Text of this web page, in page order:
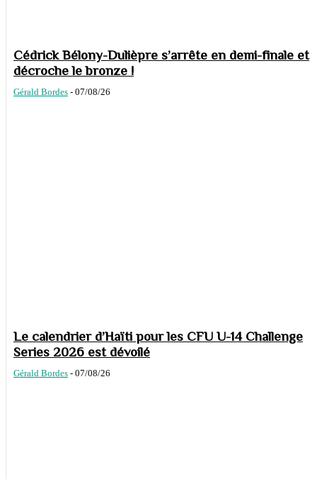
Cédrick Bélony-Dulièpre s’arrête en demi-finale et
décroche le bronze !
Gérald Bordes - 07/08/26
Le calendrier d’Haïti pour les CFU U-14 Challenge
Series 2026 est dévoilé
Gérald Bordes - 07/08/26